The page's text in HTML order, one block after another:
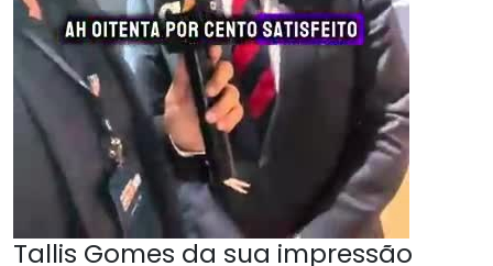
Tallis Gomes da sua impressão